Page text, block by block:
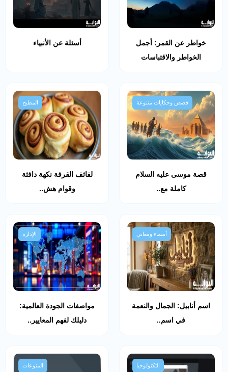
خواطر عن القمر: أجمل
الخواطر والاقتباسات
أسئلة عن الأنبياء
قصص وحكايات متنوعة
قصة موسى عليه السلام
كاملة مع..
المطبخ
لفائف القرفة نكهة دافئة
وقوام هش..
أسماء ومعاني
اسم أنابيل: الجمال والنعمة
في اسم..
الإدارة
مواصفات الجودة العالمية:
دليلك لفهم المعايير..
التكنولوجيا المنوعات